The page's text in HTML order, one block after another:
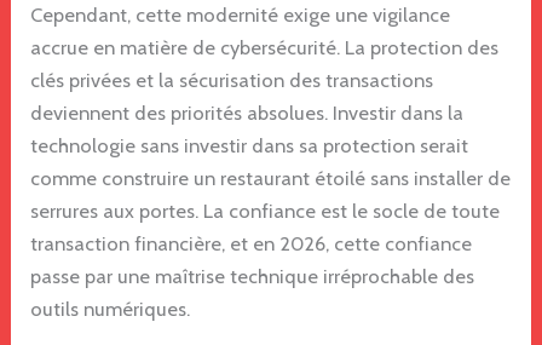
Cependant, cette modernité exige une vigilance
accrue en matière de cybersécurité. La protection des
clés privées et la sécurisation des transactions
deviennent des priorités absolues. Investir dans la
technologie sans investir dans sa protection serait
comme construire un restaurant étoilé sans installer de
serrures aux portes. La confiance est le socle de toute
transaction financière, et en 2026, cette confiance
passe par une maîtrise technique irréprochable des
outils numériques.